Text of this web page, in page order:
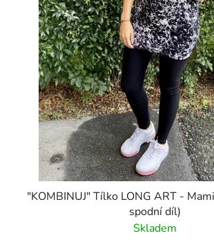
"KOMBINUJ" Tílko LONG ART -
spodní díl)
Skladem